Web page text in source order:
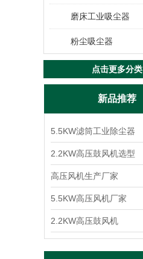
磨床工业吸尘器
粉尘吸尘器
点击更多分类
新品推荐
5.5KW滤筒工业除尘器
2.2KW高压鼓风机选型
高压风机生产厂家
5.5KW高压风机厂家
2.2KW高压鼓风机